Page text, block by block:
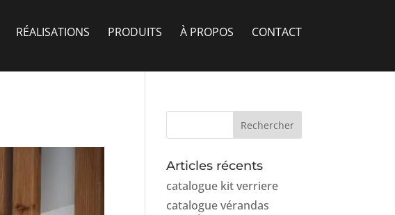
RÉALISATIONS PRODUITS À PROPOS CONTACT
Articles récents
catalogue kit verriere
catalogue vérandas